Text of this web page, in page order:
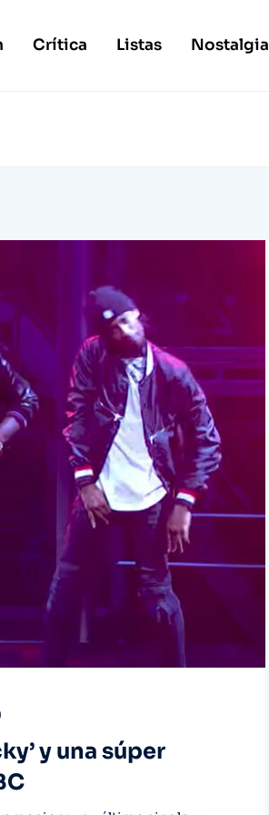
Crítica Listas Nostalgia
y una súper